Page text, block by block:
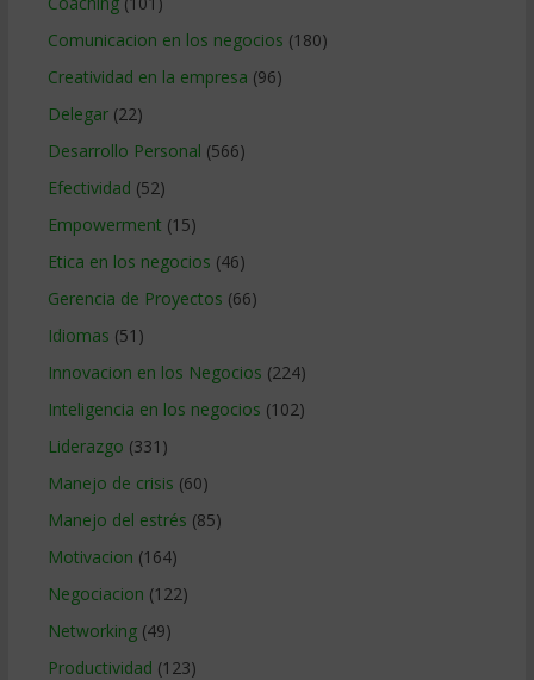
Comunicacion en los negocios (180)
Creatividad en la empresa (96)
Delegar(22)
Desarrollo Personal (566)
Efectividad (52)
Empowerment (15)
Etica en los negocios (46)
Gerencia de Proyectos (66)
Idiomas (51)
Innovacion en los Negocios (224)
Inteligencia en los negocios (102)
Liderazgo (331)
Manejo de crisis (60)
Manejo del estrés (85)
Motivacion (164)
Negociacion (122)
Networking(49)
Productividad (123)